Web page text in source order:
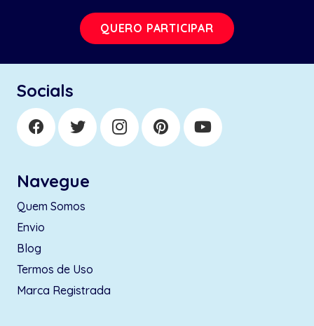
QUERO PARTICIPAR
Socials
Navegue
Quem Somos
Envio
Blog
Termos de Uso
Marca Registrada